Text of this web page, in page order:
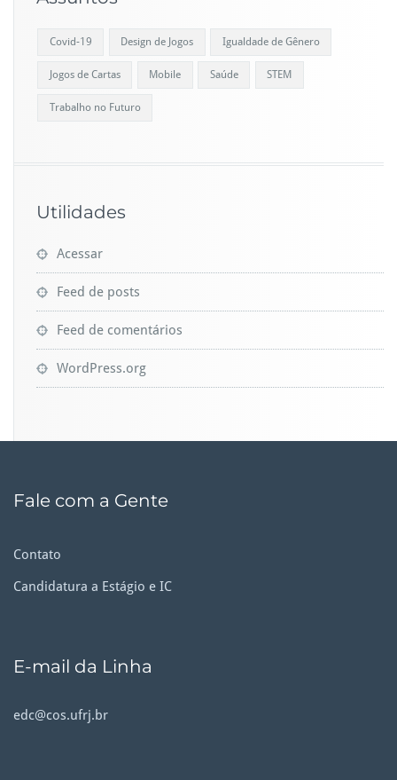
Covid-19 Design de Jogos Igualdade de Gênero
Jogos de Cartas Mobile Saúde STEM
Trabalho no Futuro
Utilidades
Acessar
Feed de posts
Feed de comentários
WordPress.org
Fale com a Gente
Contato
Candidatura a Estágio e IC
E-mail da Linha
edc@cos.ufrj.br